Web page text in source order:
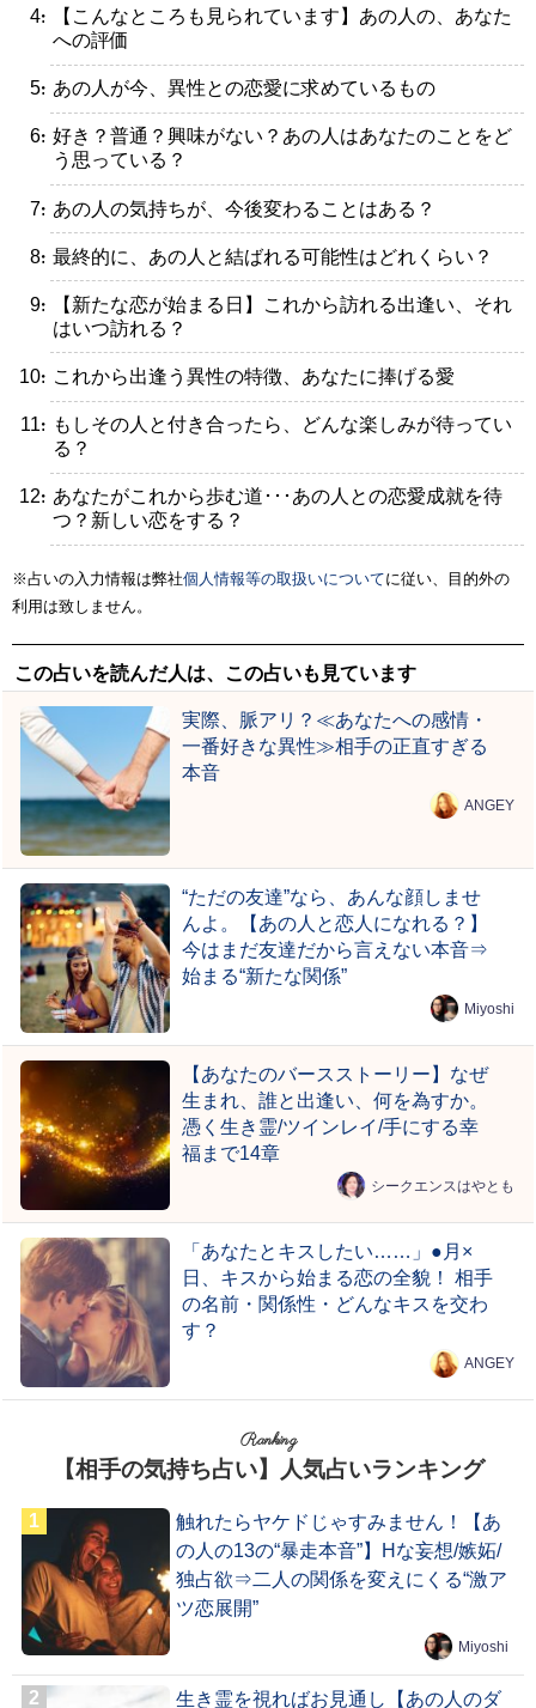
・【こんなところも見られています】あの人の、あなた
への評価
・あの人が今、異性との恋愛に求めているもの
・好き？普通？興味がない？あの人はあなたのことをど
う思っている？
・あの人の気持ちが、今後変わることはある？
・最終的に、あの人と結ばれる可能性はどれくらい？
・【新たな恋が始まる日】これから訪れる出逢い、それ
はいつ訪れる？
・これから出逢う異性の特徴、あなたに捧げる愛
・もしその人と付き合ったら、どんな楽しみが待ってい
る？
・あなたがこれから歩む道･･･あの人との恋愛成就を待
つ？新しい恋をする？
※占いの入力情報は弊社個人情報等の取扱いについてに従い、目的外の
利用は致しません。
この占いを読んだ人は、この占いも見ています
実際、脈アリ？≪あなたへの感情・
一番好きな異性≫相手の正直すぎる
本音
ANGEY
“ただの友達”なら、あんな顔しませ
んよ。【あの人と恋人になれる？】
今はまだ友達だから言えない本音⇒
始まる“新たな関係”
Miyoshi
【あなたのバースストーリー】なぜ
生まれ、誰と出逢い、何を為すか。
憑く生き霊/ツインレイ/手にする幸
福まで14章
シークエンスはやとも
「あなたとキスしたい……」●月×
日、キスから始まる恋の全貌！ 相手
の名前・関係性・どんなキスを交わ
す？
ANGEY
Ranking
【相手の気持ち占い】人気占いランキング
触れたらヤケドじゃすみません！【あ
の人の13の“暴走本音”】Hな妄想/嫉妬/
独占欲⇒二人の関係を変えにくる“激ア
ツ恋展開”
Miyoshi
生き霊を視ればお見通し【あの人のダ